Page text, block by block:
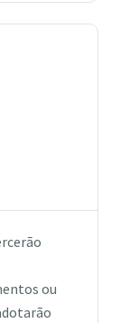
ou